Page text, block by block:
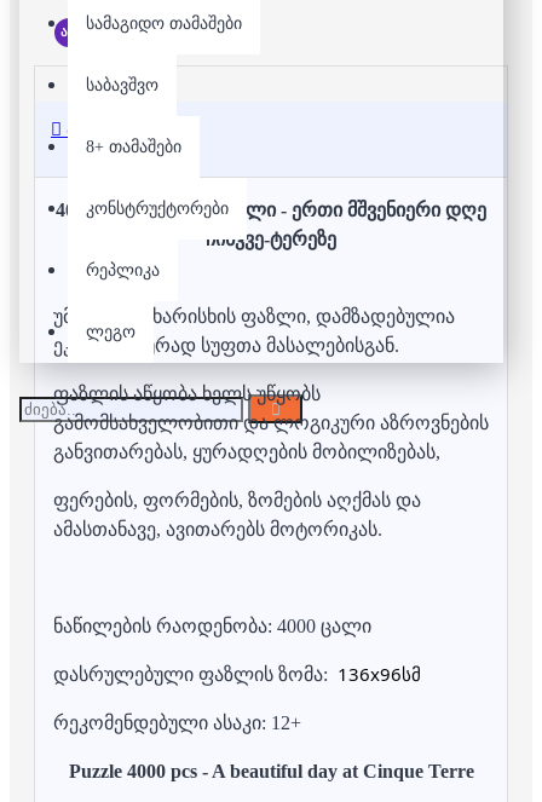
სამაგიდო თამაშები
საბავშვო
8+ თამაშები
კონსტრუქტორები
რეპლიკა
ლეგო
არ არის მარაგში
აღწერა
4000 დეტალიანი ფაზლი - ერთი მშვენიერი დღე
ჩინკვე-ტერეზე
უმაღლესი ხარისხის ფაზლი, დამზადებულია
ეკოლოგიურად სუფთა მასალებისგან.
ფაზლის აწყობა ხელს უწყობს
გამომსახველობითი და ლოგიკური აზროვნების
განვითარებას, ყურადღების მობილიზებას,
ფერების, ფორმების, ზომების აღქმას და
ამასთანავე, ავითარებს მოტორიკას.
ნაწილების რაოდენობა: 4000 ცალი
დასრულებული ფაზლის ზომა: 136x96სმ
რეკომენდებული ასაკი: 12+
Puzzle 4000 pcs - A beautiful day at Cinque Terre